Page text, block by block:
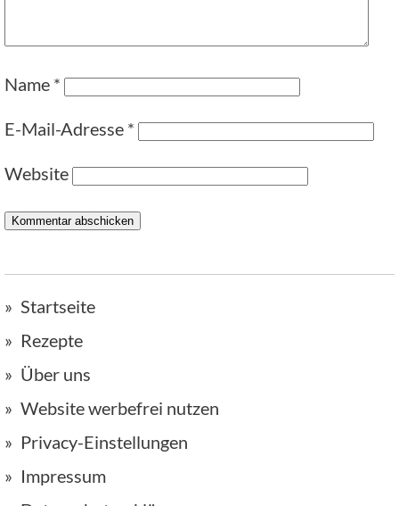
Name *
E-Mail-Adresse *
Website
Startseite
Rezepte
Über uns
Website werbefrei nutzen
Privacy-Einstellungen
Impressum